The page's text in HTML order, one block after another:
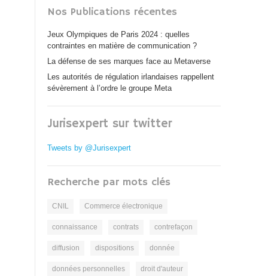
Nos Publications récentes
Jeux Olympiques de Paris 2024 : quelles
contraintes en matière de communication ?
La défense de ses marques face au Metaverse
Les autorités de régulation irlandaises rappellent
sévèrement à l’ordre le groupe Meta
Jurisexpert sur twitter
Tweets by @Jurisexpert
Recherche par mots clés
CNIL Commerce électronique
connaissance contrats contrefaçon
diffusion dispositions donnée
données personnelles droit d'auteur